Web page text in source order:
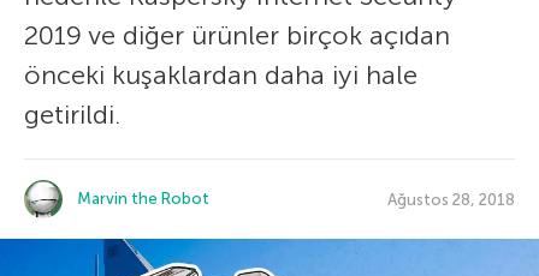
2019 ve diğer ürünler birçok açıdan
önceki kuşaklardan daha iyi hale
getirildi.
Marvin the Robot Ağustos 28, 2018